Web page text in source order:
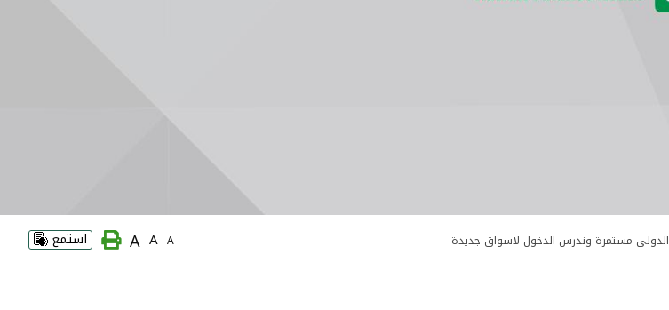
مستمرة وندرس الدخول لاسواق جديدة A
A
A استمع